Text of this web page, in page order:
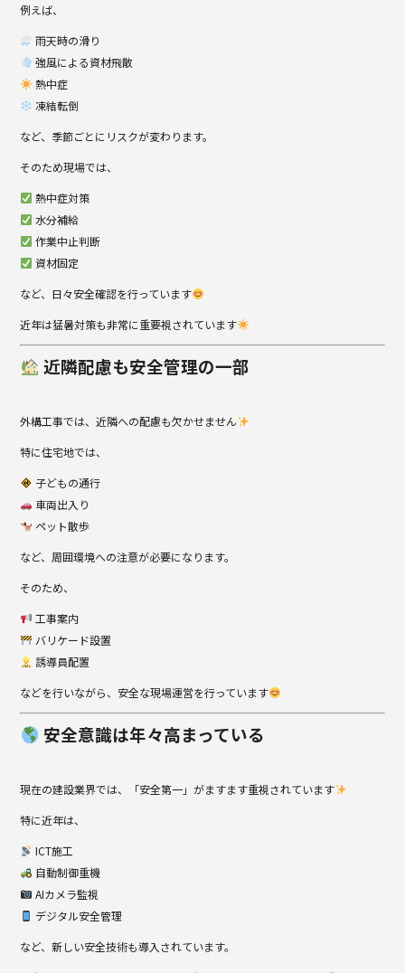
例えば、
雨天時の滑り
強風による資材飛散
熱中症
凍結転倒
など、季節ごとにリスクが変わります。
そのため現場では、
熱中症対策
水分補給
作業中止判断
資材固定
など、日々安全確認を行っています
近年は猛暑対策も非常に重要視されています
近隣配慮も安全管理の一部
外構工事では、近隣への配慮も欠かせません
特に住宅地では、
子どもの通行
車両出入り
ペット散歩
など、周囲環境への注意が必要になります。
そのため、
工事案内
バリケード設置
誘導員配置
などを行いながら、安全な現場運営を行っています
安全意識は年々高まっている
現在の建設業界では、「安全第一」がますます重視されています
特に近年は、
ICT施工
自動制御重機
AIカメラ監視
デジタル安全管理
など、新しい安全技術も導入されています。